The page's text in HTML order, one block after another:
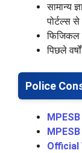
सामान्य
पोर्टल्स
फिजिकल
पिछले
Police
Official